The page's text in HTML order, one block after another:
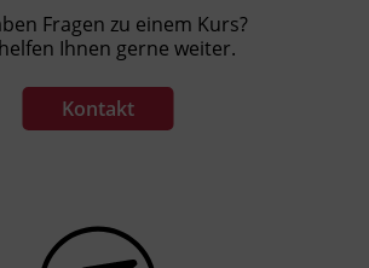
Fragen zu einem Kurs?
Ihnen gerne weiter.
Kontakt